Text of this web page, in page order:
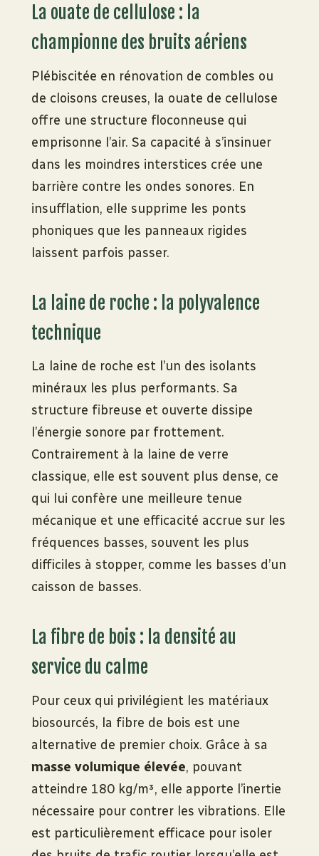
La ouate de cellulose : la
championne des bruits aériens
Plébiscitée en rénovation de combles ou
de cloisons creuses, la ouate de cellulose
offre une structure floconneuse qui
emprisonne l’air. Sa capacité à s’insinuer
dans les moindres interstices crée une
barrière contre les ondes sonores. En
insufflation, elle supprime les ponts
phoniques que les panneaux rigides
laissent parfois passer.
La laine de roche : la polyvalence
technique
La laine de roche est l’un des isolants
minéraux les plus performants. Sa
structure fibreuse et ouverte dissipe
l’énergie sonore par frottement.
Contrairement à la laine de verre
classique, elle est souvent plus dense, ce
qui lui confère une meilleure tenue
mécanique et une efficacité accrue sur les
fréquences basses, souvent les plus
difficiles à stopper, comme les basses d’un
caisson de basses.
La fibre de bois : la densité au
service du calme
Pour ceux qui privilégient les matériaux
biosourcés, la fibre de bois est une
alternative de premier choix. Grâce à sa
masse volumique élevée, pouvant
atteindre 180 kg/m³, elle apporte l’inertie
nécessaire pour contrer les vibrations. Elle
est particulièrement efficace pour isoler